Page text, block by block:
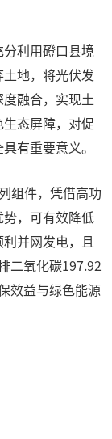
利用磴口县境
地，将光伏发
融合，实现土
态屏障，对促
有重要意义。
组件，凭借高功
，可有效降低
并网发电，且
二氧化碳197.92
效益与绿色能源